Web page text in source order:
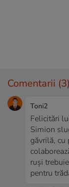
Comentarii (3)
Toni2
Felicitări
Simion
găvrilă, cu
ruși
pentru